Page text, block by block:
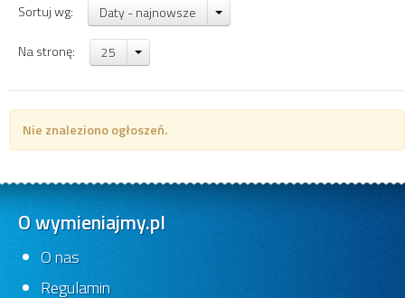
Sortuj wg:
Daty - najnowsze
Na stronę: 25
Nie znaleziono ogłoszeń.
O wymieniajmy.pl
O nas
Regulamin